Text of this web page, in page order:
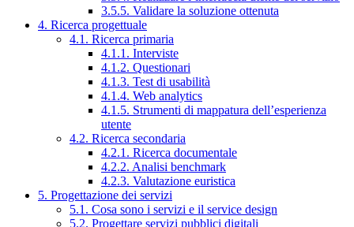
3.5.5. Validare la soluzione ottenuta
4. Ricerca progettuale
4.1. Ricerca primaria
4.1.1. Interviste
4.1.2. Questionari
4.1.3. Test di usabilità
4.1.4. Web analytics
4.1.5. Strumenti di mappatura dell’esperienza
utente
4.2. Ricerca secondaria
4.2.1. Ricerca documentale
4.2.2. Analisi benchmark
4.2.3. Valutazione euristica
5. Progettazione dei servizi
5.1. Cosa sono i servizi e il service design
5.2. Progettare servizi pubblici digitali